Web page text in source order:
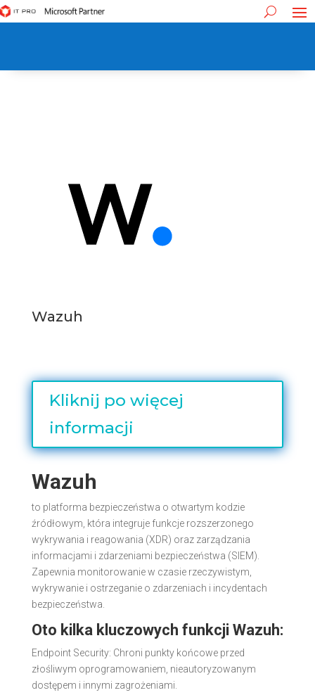
Wazuh
Kliknij po więcej
informacji
Wazuh
to platforma bezpieczeństwa o otwartym kodzie
źródłowym, która integruje funkcje rozszerzonego
wykrywania i reagowania (XDR) oraz zarządzania
informacjami i zdarzeniami bezpieczeństwa (SIEM).
Zapewnia monitorowanie w czasie rzeczywistym,
wykrywanie i ostrzeganie o zdarzeniach i incydentach
bezpieczeństwa.
Oto kilka kluczowych funkcji Wazuh:
Endpoint Security: Chroni punkty końcowe przed
złośliwym oprogramowaniem, nieautoryzowanym
dostępem i innymi zagrożeniami.